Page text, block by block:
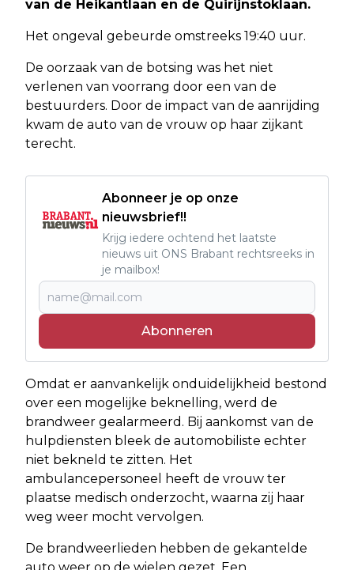
van de Heikantlaan en de Quirijnstoklaan.
Het ongeval gebeurde omstreeks 19:40 uur.
De oorzaak van de botsing was het niet
verlenen van voorrang door een van de
bestuurders. Door de impact van de aanrijding
kwam de auto van de vrouw op haar zijkant
terecht.
Abonneer je op onze
nieuwsbrief!!
Krijg iedere ochtend het laatste
nieuws uit ONS Brabant rechtsreeks in
je mailbox!
Abonneren
Omdat er aanvankelijk onduidelijkheid bestond
over een mogelijke beknelling, werd de
brandweer gealarmeerd. Bij aankomst van de
hulpdiensten bleek de automobiliste echter
niet bekneld te zitten. Het
ambulancepersoneel heeft de vrouw ter
plaatse medisch onderzocht, waarna zij haar
weg weer mocht vervolgen.
De brandweerlieden hebben de gekantelde
auto weer op de wielen gezet. Een